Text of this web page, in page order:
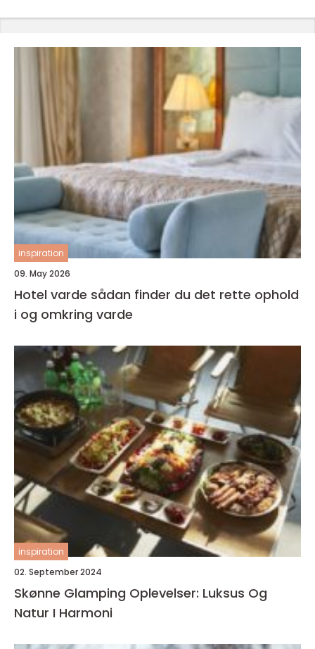
inspiration
09. May 2026
Hotel varde sådan finder du det rette ophold
i og omkring varde
inspiration
02. September 2024
Skønne Glamping Oplevelser: Luksus Og
Natur I Harmoni